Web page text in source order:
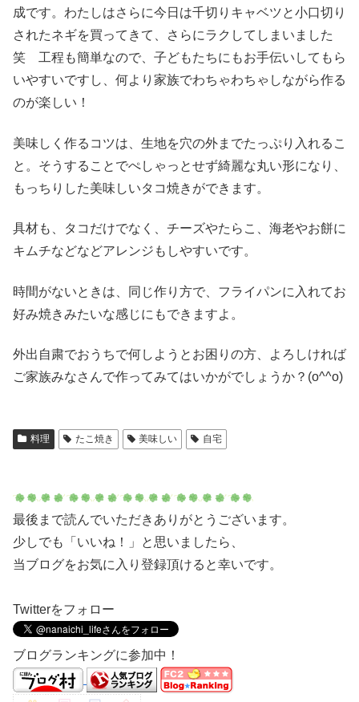
成です。わたしはさらに今日は千切りキャベツと小口切り
されたネギを買ってきて、さらにラクしてしまいました
笑 工程も簡単なので、子どもたちにもお手伝いしてもら
いやすいですし、何より家族でわちゃわちゃしながら作る
のが楽しい！
美味しく作るコツは、生地を穴の外までたっぷり入れるこ
と。そうすることでぺしゃっとせず綺麗な丸い形になり、
もっちりした美味しいタコ焼きができます。
具材も、タコだけでなく、チーズやたらこ、海老やお餅に
キムチなどなどアレンジもしやすいです。
時間がないときは、同じ作り方で、フライパンに入れてお
好み焼きみたいな感じにもできますよ。
外出自粛でおうちで何しようとお困りの方、よろしければ
ご家族みなさんで作ってみてはいかがでしょうか？(o^^o)
料理 たこ焼き 美味しい 自宅
最後まで読んでいただきありがとうございます。
少しでも「いいね！」と思いましたら、
当ブログをお気に入り登録頂けると幸いです。
Twitterをフォロー
ブログランキングに参加中！